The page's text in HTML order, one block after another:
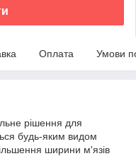
Оплата Умови
рішення для
будь-яким видом
ширини м'язів